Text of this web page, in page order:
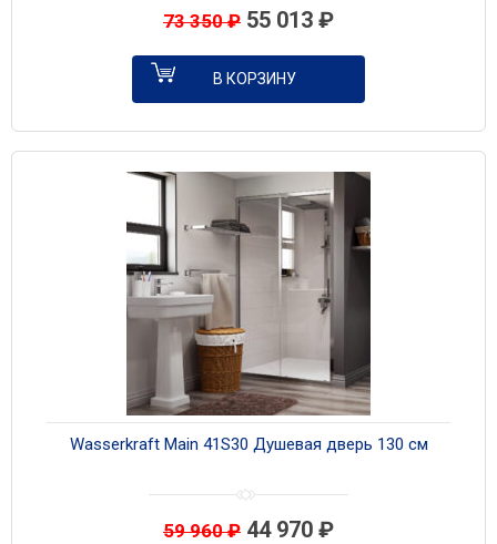
73 350₽ 55 013 ₽
В КОРЗИНУ
Wasserkraft Main 41S30 Душевая дверь 130 см
59 960₽ 44 970 ₽